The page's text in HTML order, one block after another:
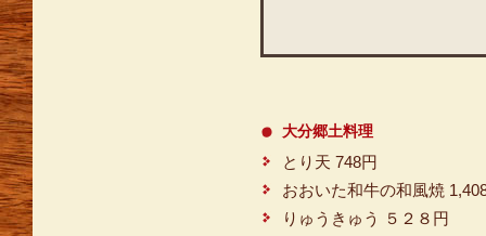
大分郷土料理
とり天 748円
おおいた和牛の和風焼
りゅうきゅう ５２８円